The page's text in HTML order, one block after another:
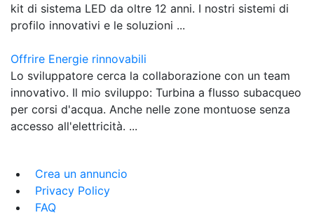
kit di sistema LED da oltre 12 anni. I nostri sistemi di
profilo innovativi e le soluzioni ...
Offrire Energie rinnovabili
Lo sviluppatore cerca la collaborazione con un team
innovativo. Il mio sviluppo: Turbina a flusso subacqueo
per corsi d'acqua. Anche nelle zone montuose senza
accesso all'elettricità. ...
Crea un annuncio
Privacy Policy
FAQ